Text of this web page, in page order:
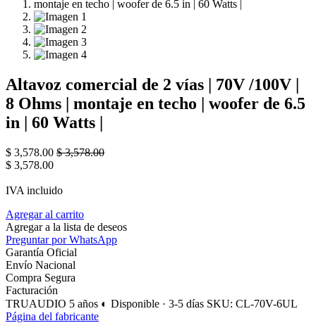
Altavoz comercial de 2 vías | 70V /100V |
8 Ohms | montaje en techo | woofer de 6.5
in | 60 Watts |
$ 3,578.00 $3,578.00
$ 3,578.00
IVA incluido
Agregar al carrito
Agregar a la lista de deseos
Preguntar por WhatsApp
Garantía Oficial
Envío Nacional
Compra Segura
Facturación
TRUAUDIO 5 años ◐ Disponible · 3-5 días SKU: CL-70V-6UL
Página del fabricante